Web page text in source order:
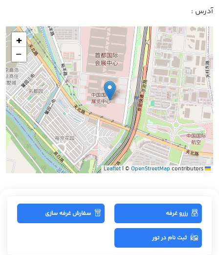
آدرس :
+
−
| © OpenStreetMap contributors
رزرو غرفه سفارش غرفه سازی
ثبت نام در تور